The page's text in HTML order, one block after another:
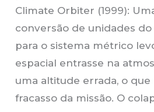
Climate Orbiter (1999):
conversão de unidades
para o sistema métrico
espacial entrasse na
uma altitude errada, o
fracasso da missão. O